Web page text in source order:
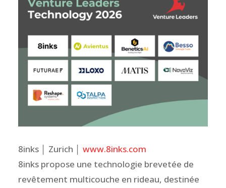
8inks │ Zurich │ www.8inks.com
8inks propose une technologie brevetée de
revêtement multicouche en rideau, destinée